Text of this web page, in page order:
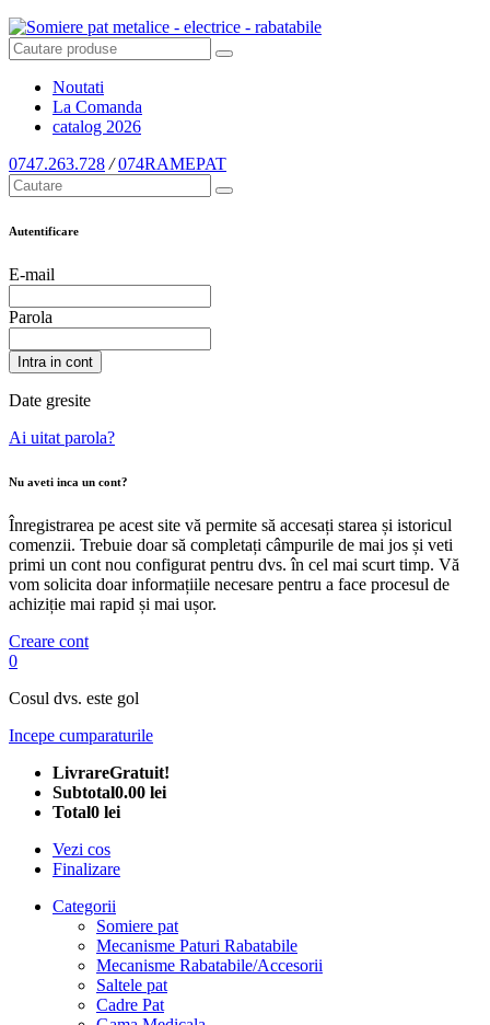
Noutati
La Comanda
catalog 2026
0747.263.728 / 074RAMEPAT
Autentificare
E-mail
Parola
Intra in cont
Date gresite
Ai uitat parola?
Nu aveti inca un cont?
Înregistrarea pe acest site vă permite să accesați starea și istoricul
comenzii. Trebuie doar să completați câmpurile de mai jos și veti
primi un cont nou configurat pentru dvs. în cel mai scurt timp. Vă
vom solicita doar informațiile necesare pentru a face procesul de
achiziție mai rapid și mai ușor.
Creare cont
0
Cosul dvs. este gol
Incepe cumparaturile
LivrareGratuit!
Subtotal0.00 lei
Total0 lei
Vezi cos
Finalizare
Categorii
Somiere pat
Mecanisme Paturi Rabatabile
Mecanisme Rabatabile/Accesorii
Saltele pat
Cadre Pat